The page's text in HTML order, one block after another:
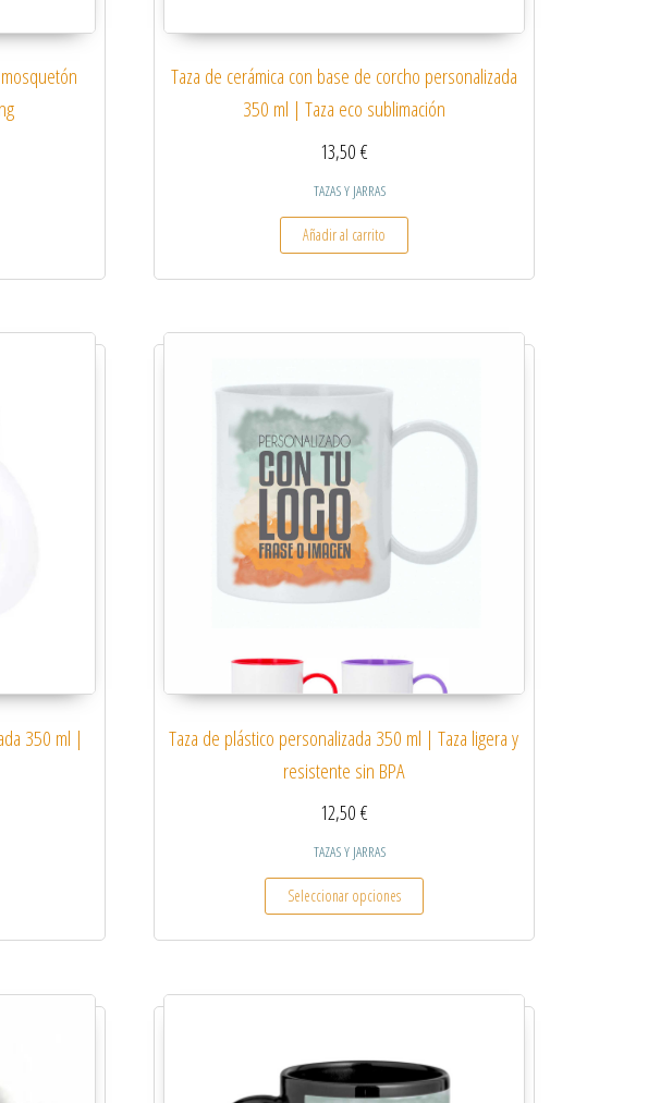
de producto
Taza de cerámica con base de corcho personalizada
350 ml | Taza eco sublimación
13,50€
TAZAS Y JARRAS
Añadir al carrito
350 ml |
Taza de plástico personalizada 350 ml | Taza ligera y
resistente sin BPA
12,50€
TAZAS Y JARRAS
Seleccionar opciones
Este producto tiene múltiples